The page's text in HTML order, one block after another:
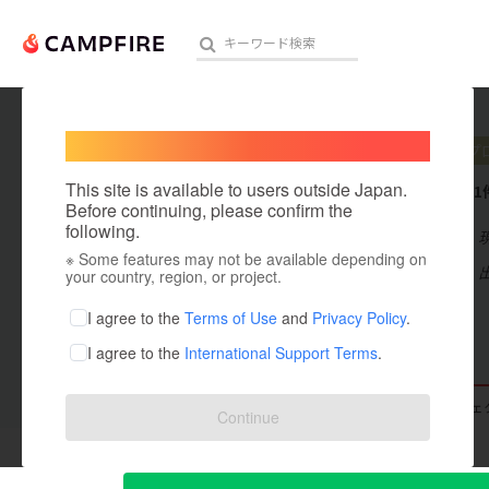
人気のプロジェクト 注目の
アート・写真
テクノロジー・ガジェット
映像・映画
ビジネス・起業
まちづくり・地域活性化
This site is available to users outside Japan.
Before continuing, please confirm the
following.
※ Some features may not be available depending on
your country, region, or project.
I agree to the Terms of Use and Privacy Policy.
I agree to the International Support Terms.
Continue
これまでに1
出身国：日本
プロジ